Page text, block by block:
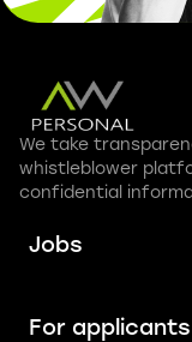
We take
whistleblower
confidential
Jobs
For applicants